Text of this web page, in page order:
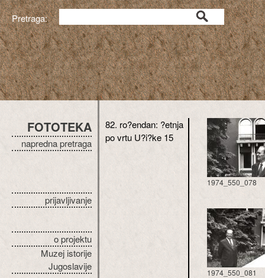
Pretraga:
FOTOTEKA
napredna pretraga
prijavljivanje
o projektu
Muzej istorije
Jugoslavije
82. ro?endan: ?etnja
po vrtu U?i?ke 15
1974_550_078
1974_550_081